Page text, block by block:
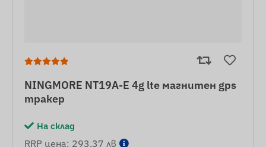
NINGMORE NT19A-E 4g lte магнитен gps
тракер
На склад
RRP цена: 293,37 лв